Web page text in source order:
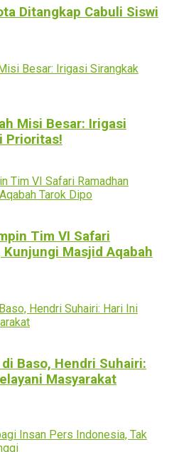
Ditangkap Cabuli Siswi
Misi Besar: Irigasi
Prioritas!
Tim VI Safari
Masjid Aqabah
Baso, Hendri Suhairi:
Masyarakat